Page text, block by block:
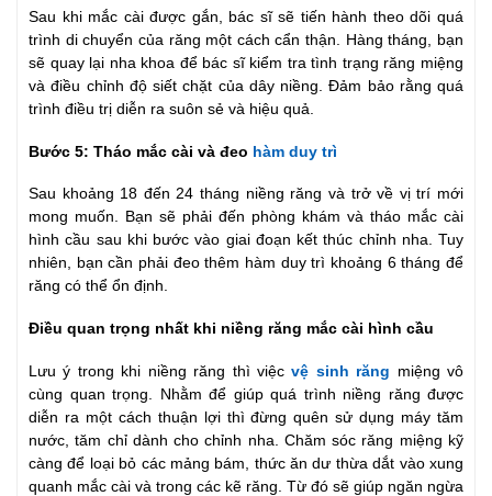
Sau khi mắc cài được gắn, bác sĩ sẽ tiến hành theo dõi quá
trình di chuyển của răng một cách cẩn thận. Hàng tháng, bạn
sẽ quay lại nha khoa để bác sĩ kiểm tra tình trạng răng miệng
và điều chỉnh độ siết chặt của dây niềng. Đảm bảo rằng quá
trình điều trị diễn ra suôn sẻ và hiệu quả.
Bước 5: Tháo mắc cài và đeo hàm duy trì
Sau khoảng 18 đến 24 tháng niềng răng và trở về vị trí mới
mong muốn. Bạn sẽ phải đến phòng khám và tháo mắc cài
hình cầu sau khi bước vào giai đoạn kết thúc chỉnh nha. Tuy
nhiên, bạn cần phải đeo thêm hàm duy trì khoảng 6 tháng để
răng có thể ổn định.
Điều quan trọng nhất khi niềng răng mắc cài hình cầu
Lưu ý trong khi niềng răng thì việcvệ sinh răng miệng vô
cùng quan trọng. Nhằm để giúp quá trình niềng răng được
diễn ra một cách thuận lợi thì đừng quên sử dụng máy tăm
nước, tăm chỉ dành cho chỉnh nha. Chăm sóc răng miệng kỹ
càng để loại bỏ các mảng bám, thức ăn dư thừa dắt vào xung
quanh mắc cài và trong các kẽ răng. Từ đó sẽ giúp ngăn ngừa